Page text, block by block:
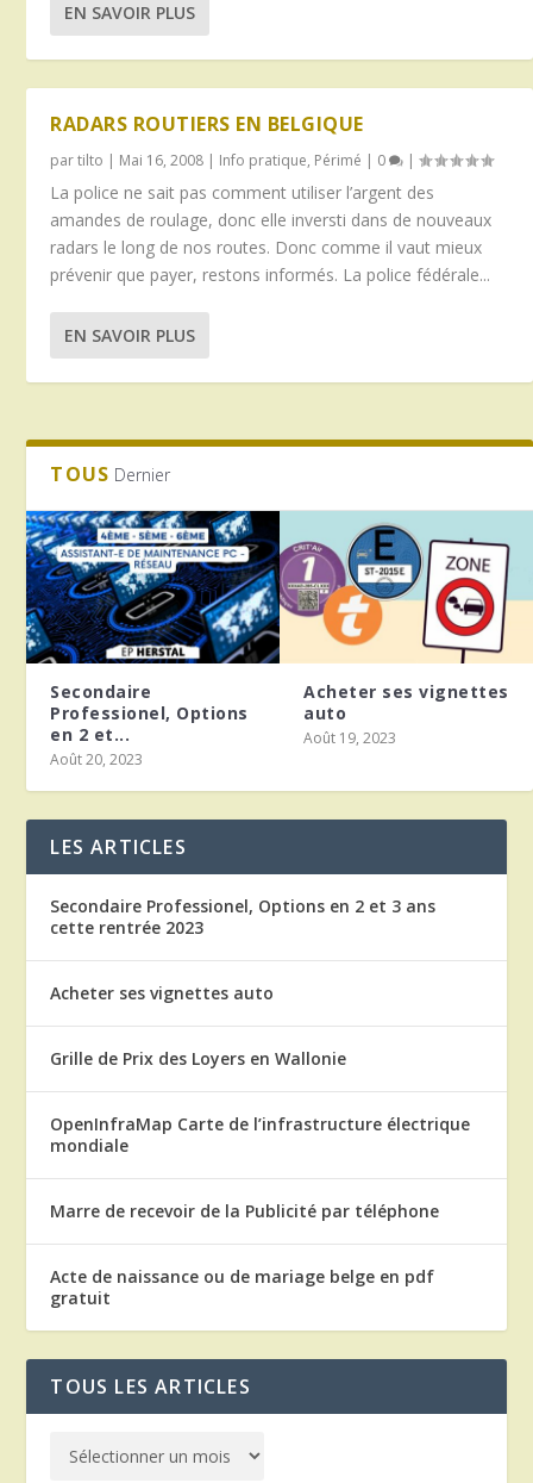
EN SAVOIR PLUS
RADARS ROUTIERS EN BELGIQUE
partilto | Mai 16, 2008 | Info pratique, Périmé | 0 |
La police ne sait pas comment utiliser l’argent des
amandes de roulage, donc elle inversti dans de nouveaux
radars le long de nos routes. Donc comme il vaut mieux
prévenir que payer, restons informés. La police fédérale...
EN SAVOIR PLUS
TOUS Dernier
Secondaire
Professionel, Options
en 2 et...
Août 20, 2023
Acheter ses vignettes
auto
Août 19, 2023
LES ARTICLES
Secondaire Professionel, Options en 2 et 3 ans
cette rentrée 2023
Acheter ses vignettes auto
Grille de Prix des Loyers en Wallonie
OpenInfraMap Carte de l’infrastructure électrique
mondiale
Marre de recevoir de la Publicité par téléphone
Acte de naissance ou de mariage belge en pdf
gratuit
TOUS LES ARTICLES